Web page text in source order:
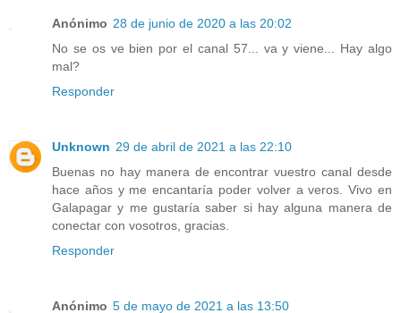
Anónimo 28 de junio de 2020 a las 20:02
No se os ve bien por el canal 57... va y viene... Hay algo
mal?
Responder
Unknown 29 de abril de 2021 a las 22:10
Buenas no hay manera de encontrar vuestro canal desde
hace años y me encantaría poder volver a veros. Vivo en
Galapagar y me gustaría saber si hay alguna manera de
conectar con vosotros, gracias.
Responder
Anónimo 5 de mayo de 2021 a las 13:50